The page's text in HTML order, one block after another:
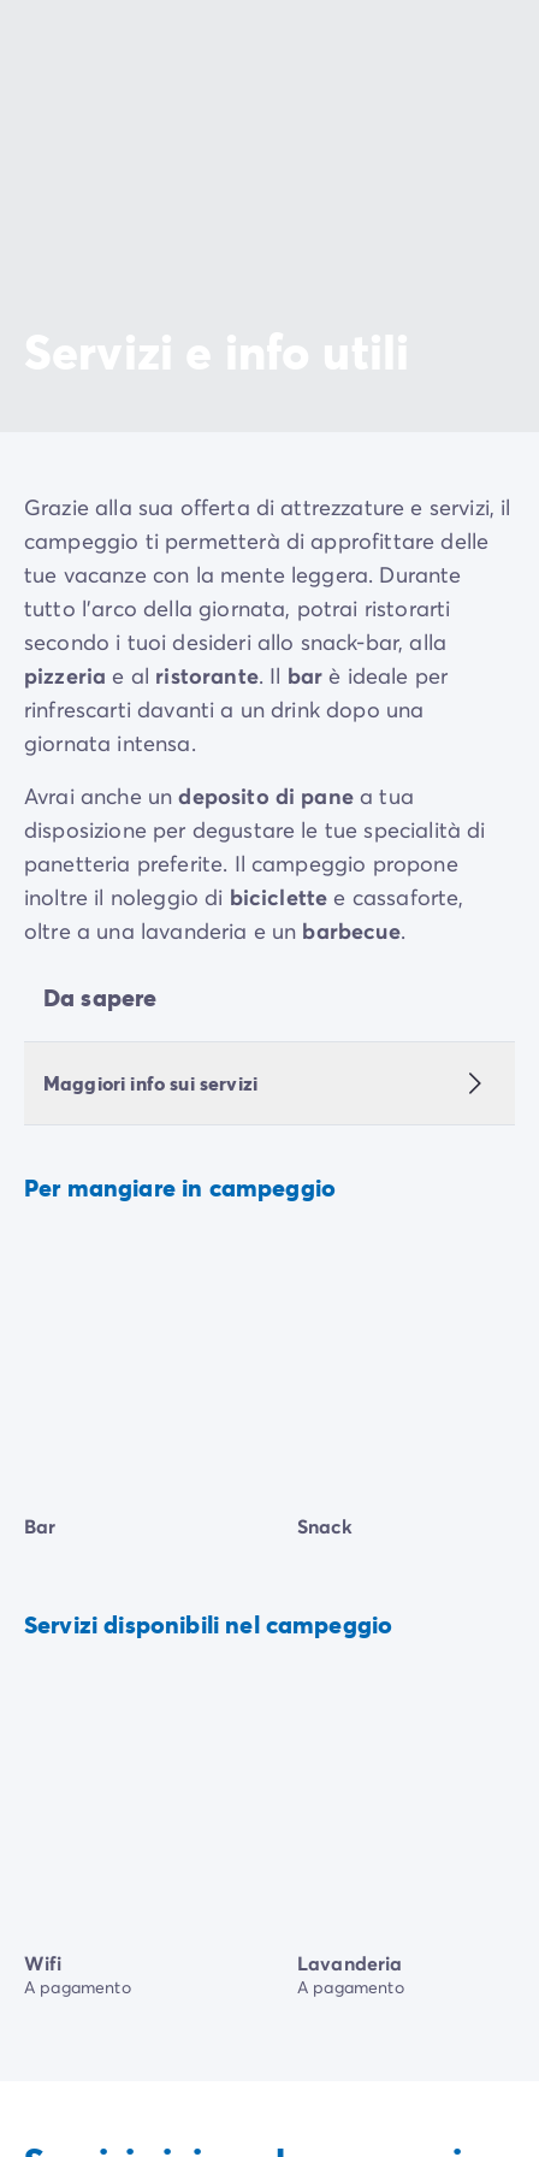
Grazie alla sua offerta di attrezzature e servizi, il
campeggio ti permetterà di approfittare delle
tue vacanze con la mente leggera. Durante
tutto l’arco della giornata, potrai ristorarti
secondo i tuoi desideri allo snack-bar, alla
pizzeria e al ristorante. Il bar è ideale per
rinfrescarti davanti a un drink dopo una
giornata intensa.
Avrai anche undeposito di panea tua
disposizione per degustare le tue specialità di
panetteria preferite. Il campeggio propone
inoltre il noleggio di biciclette e cassaforte,
oltre a una lavanderia e un barbecue.
Da sapere
Maggiori info sui servizi
Per mangiare in campeggio
Bar Snack
Servizi disponibili nel campeggio
Wifi
A pagamento
Lavanderia
A pagamento